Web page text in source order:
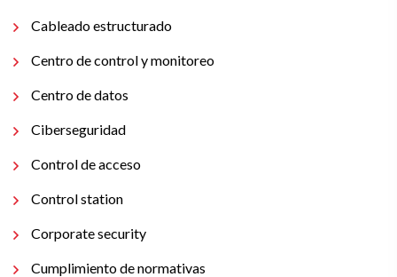
Cableado estructurado
Centro de control y monitoreo
Centro de datos
Ciberseguridad
Control de acceso
Control station
Corporate security
Cumplimiento de normativas